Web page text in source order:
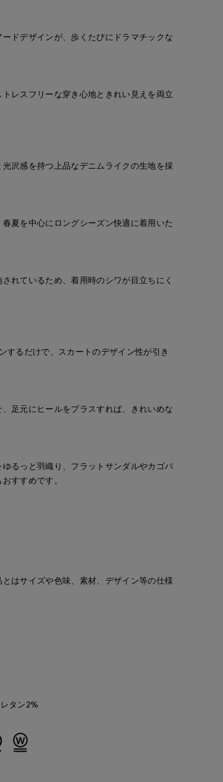
ドデザインが、歩くたびにドラマチックな
レスフリーな穿き心地ときれい見えを両立
沢感を持つ上品なデニムライクの生地を採
夏を中心にロングシーズン快適に着用いた
れているため、着用時のシワが目立ちにく
するだけで、スカートのデザイン性が引き
足元にヒールをプラスすれば、きれいめな
るっと羽織り、フラットサンダルやカゴバ
すすめです。
はサイズや色味、素材、デザイン等の仕様
タン2%